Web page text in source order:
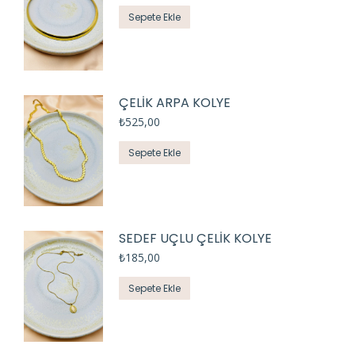
Sepete Ekle
ÇELİK ARPA KOLYE
₺525,00
Sepete Ekle
SEDEF UÇLU ÇELİK KOLYE
₺185,00
Sepete Ekle